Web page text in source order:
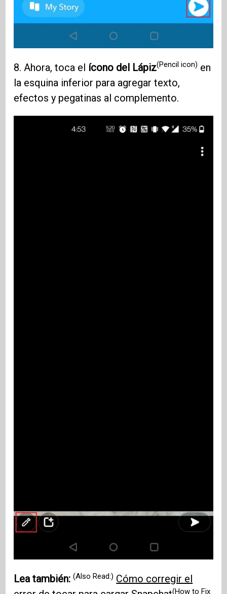
8. Ahora, toca el ícono del Lápiz(Pencil icon) en
la esquina inferior para agregar texto,
efectos y pegatinas al complemento.
Lea también:(Also Read:) Cómo corregir el
(How to Fix